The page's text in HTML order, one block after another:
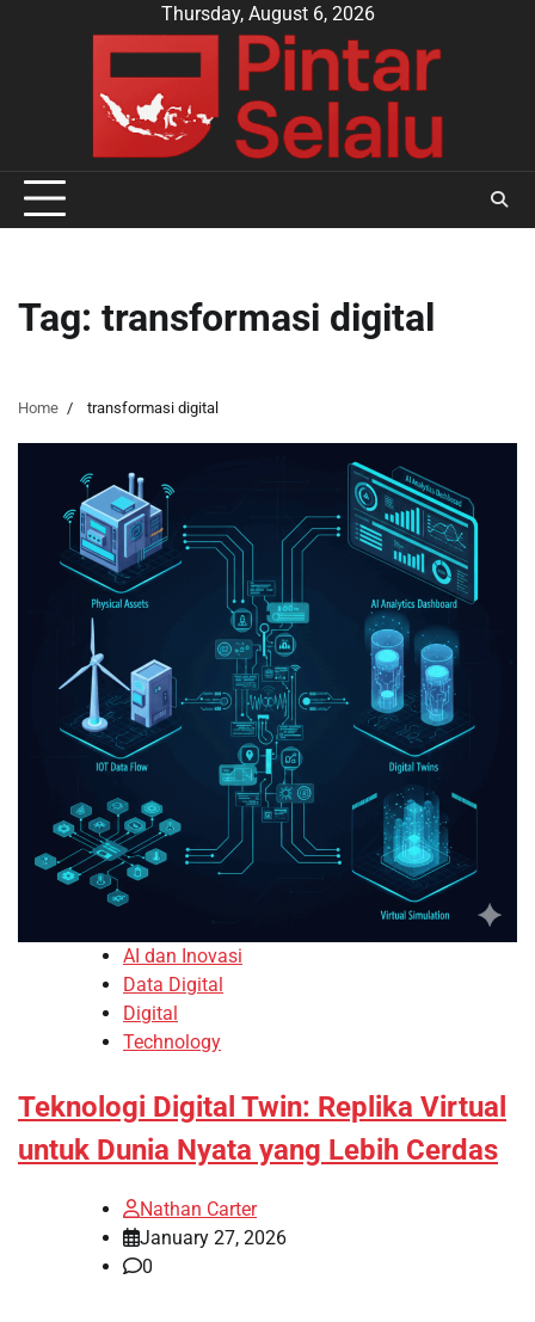
Thursday, August 6, 2026
Tag: transformasi digital
Home transformasi digital
AI dan Inovasi
Data Digital
Digital
Technology
Teknologi Digital Twin: Replika Virtual
untuk Dunia Nyata yang Lebih Cerdas
Nathan Carter
January 27, 2026
0